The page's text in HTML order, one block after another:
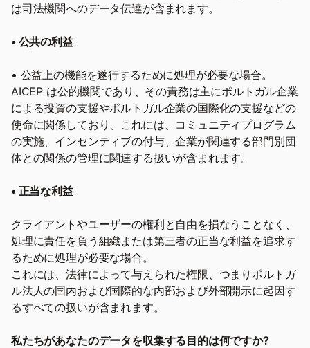
は司法機関へのデータ伝達が含まれます。
• 公共の利益
• 公益上の機能を遂行するために処理が必要な場合。
AICEP は公的機関であり、その責務は主にポルトガル企業
による投資の支援やポルトガル企業の国際化の支援などの
使命に関係しており、これには、コミュニティプログラム
の実施、インセンティブの付与、企業が関連する部門別団
体との関係の管理に関連する扱いが含まれます。
• 正当な利益
クライアントやユーザーの権利と自由を損なうことなく、
処理に責任を負う組織または第三者の正当な利益を追求す
るために処理が必要な場合。
これには、法律によって与えられた権限、つまりポルトガ
ル法人の国内および国際的な内部および外部開示に起因す
るすべての扱いが含まれます。
私たちがあなたのデータを収集する目的は何ですか?